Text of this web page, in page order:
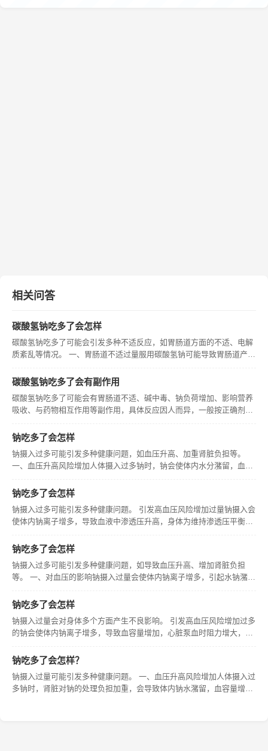
相关问答
碳酸氢钠吃多了会怎样
碳酸氢钠吃多了可能会引发多种不适反应，如胃肠道方面的不适、电解
质紊乱等情况。 一、胃肠道不适过量服用碳酸氢钠可能导致胃肠道产生
心、呕吐等表现。这是因为碳酸氢钠在胃肠道内会发生化学反应，产生
碳酸氢钠吃多了会有副作用
碳酸氢钠吃多了可能会有胃肠道不适、碱中毒、钠负荷增加、影响营养
吸收、与药物相互作用等副作用，具体反应因人而异，一般按正确剂量
钠吃多了会怎样
钠摄入过多可能引发多种健康问题，如血压升高、加重肾脏负担等。
一、血压升高风险增加人体摄入过多钠时，钠会使体内水分潴留，血容
险因素之一，长期高钠饮食的人群患高血压的概率显著高于钠摄入适中
钠吃多了会怎样
钠摄入过多可能引发多种健康问题。 引发高血压风险增加过量钠摄入会
使体内钠离子增多，导致血液中渗透压升高，身体为维持渗透压平衡会
血压升高，增加患高血压的风险。比如有研究表明，高钠饮食人群患高
钠吃多了会怎样
钠摄入过多可能引发多种健康问题，如导致血压升高、增加肾脏负担
等。 一、对血压的影响钠摄入过量会使体内钠离子增多，引起水钠潴
危险因素之一，研究表明，限制钠的摄入有助于降低血压。 二、对肾脏
钠吃多了会怎样
钠摄入过量会对身体多个方面产生不良影响。 引发高血压风险增加过多
的钠会使体内钠离子增多，导致血容量增加，心脏泵血时阻力增大，进
钠饮食人群。 加重肾脏负担。
钠吃多了会怎样？
钠摄入过量可能引发多种健康问题。 一、血压升高风险增加人体摄入过
多钠时，肾脏对钠的处理负担加重，会导致体内钠水潴留，血容量增